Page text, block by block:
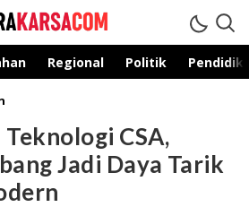
Regional Politik
CSA,
Jadi Daya Tarik